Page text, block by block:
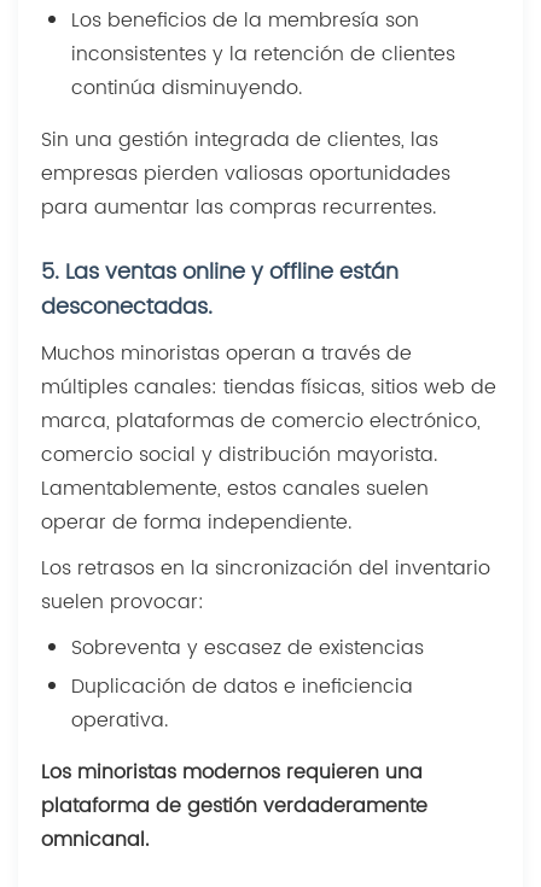
Los beneficios de la membresía son
inconsistentes y la retención de clientes
continúa disminuyendo.
Sin una gestión integrada de clientes, las
empresas pierden valiosas oportunidades
para aumentar las compras recurrentes.
5. Las ventas online y offline están
desconectadas.
Muchos minoristas operan a través de
múltiples canales: tiendas físicas, sitios web de
marca, plataformas de comercio electrónico,
comercio social y distribución mayorista.
Lamentablemente, estos canales suelen
operar de forma independiente.
Los retrasos en la sincronización del inventario
suelen provocar:
Sobreventa y escasez de existencias
Duplicación de datos e ineficiencia
operativa.
Los minoristas modernos requieren una
plataforma de gestión verdaderamente
omnicanal.